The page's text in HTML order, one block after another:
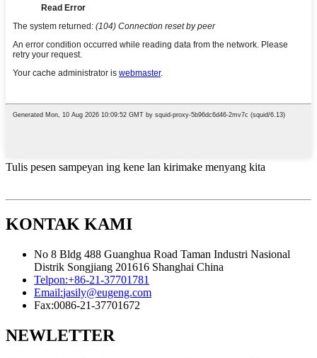
Tulis pesen sampeyan ing kene lan kirimake menyang kita
KONTAK KAMI
No 8 Bldg 488 Guanghua Road Taman Industri Nasional
Distrik Songjiang 201616 Shanghai China
Telpon:+86-21-37701781
Email:jasily@eugeng.com
Fax:0086-21-37701672
NEWLETTER